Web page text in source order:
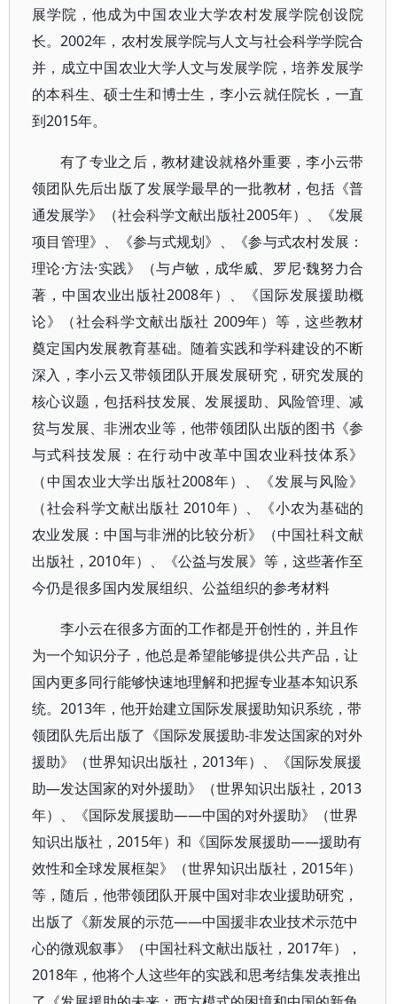
展学院，他成为中国农业大学农村发展学院创设院
长。2002年，农村发展学院与人文与社会科学学院合
并，成立中国农业大学人文与发展学院，培养发展学
的本科生、硕士生和博士生，李小云就任院长，一直
到2015年。
有了专业之后，教材建设就格外重要，李小云带
领团队先后出版了发展学最早的一批教材，包括《普
通发展学》（社会科学文献出版社2005年）、《发展
项目管理》、《参与式规划》、《参与式农村发展：
理论·方法·实践》（与卢敏，成华威、罗尼·魏努力合
著，中国农业出版社2008年）、《国际发展援助概
论》（社会科学文献出版社 2009年）等，这些教材
奠定国内发展教育基础。随着实践和学科建设的不断
深入，李小云又带领团队开展发展研究，研究发展的
核心议题，包括科技发展、发展援助、风险管理、减
贫与发展、非洲农业等，他带领团队出版的图书《参
与式科技发展：在行动中改革中国农业科技体系》
（中国农业大学出版社2008年）、《发展与风险》
（社会科学文献出版社 2010年）、《小农为基础的
农业发展：中国与非洲的比较分析》（中国社科文献
出版社，2010年）、《公益与发展》等，这些著作至
今仍是很多国内发展组织、公益组织的参考材料
李小云在很多方面的工作都是开创性的，并且作
为一个知识分子，他总是希望能够提供公共产品，让
国内更多同行能够快速地理解和把握专业基本知识系
统。2013年，他开始建立国际发展援助知识系统，带
领团队先后出版了《国际发展援助-非发达国家的对外
援助》（世界知识出版社，2013年）、《国际发展援
助—发达国家的对外援助》（世界知识出版社，2013
年）、《国际发展援助——中国的对外援助》（世界
知识出版社，2015年）和《国际发展援助——援助有
效性和全球发展框架》（世界知识出版社，2015年）
等，随后，他带领团队开展中国对非农业援助研究，
出版了《新发展的示范——中国援非农业技术示范中
心的微观叙事》（中国社科文献出版社，2017年），
2018年，他将个人这些年的实践和思考结集发表推出